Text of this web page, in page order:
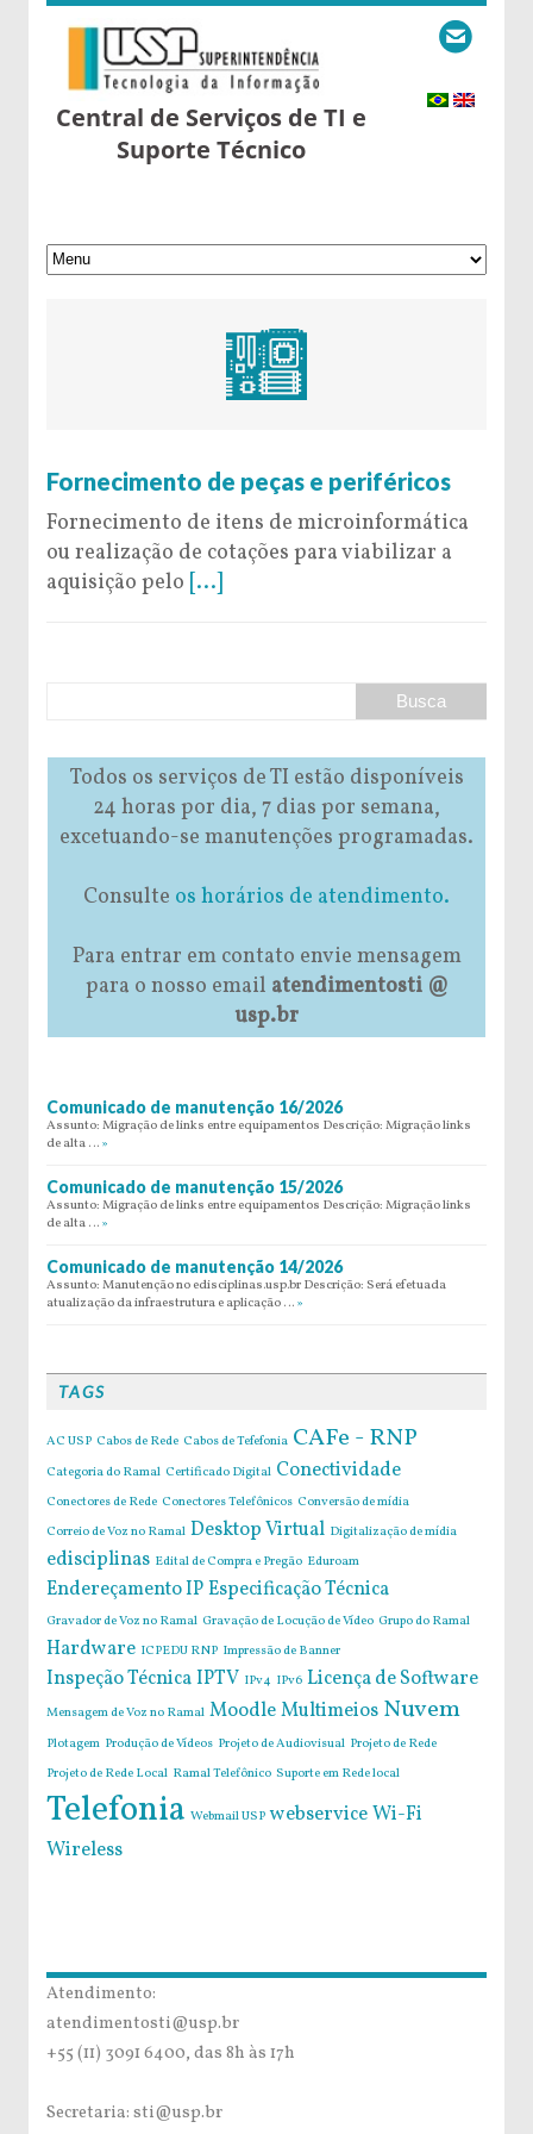
Central de Serviços de TI e
Suporte Técnico
Fornecimento de peças e periféricos
Fornecimento de itens de microinformática
ou realização de cotações para viabilizar a
aquisição pelo [...]
Todos os serviços de TI estão disponíveis
24 horas por dia, 7 dias por semana,
excetuando-se manutenções programadas.
Consulte os horários de atendimento.
Para entrar em contato envie mensagem
para o nosso email atendimentosti @
usp.br
Comunicado de manutenção 16/2026
Assunto: Migração de links entre equipamentos Descrição: Migração links
de alta … »
Comunicado de manutenção 15/2026
Assunto: Migração de links entre equipamentos Descrição: Migração links
de alta … »
Comunicado de manutenção 14/2026
Assunto: Manutenção no edisciplinas.usp.br Descrição: Será efetuada
atualização da infraestrutura e aplicação … »
TAGS
AC USP Cabos de Rede Cabos de Tefefonia CAFe - RNP
Categoria do Ramal Certificado Digital Conectividade
Conectores de Rede Conectores Telefônicos Conversão de mídia
Correio de Voz no Ramal Desktop Virtual Digitalização de mídia
edisciplinas Edital de Compra e Pregão Eduroam
Endereçamento IPEspecificação Técnica
Gravador de Voz no Ramal Gravação de Locução de Vídeo Grupo do Ramal
Hardware ICPEDU RNP Impressão de Banner
Inspeção TécnicaIPTV IPv4 IPv6 Licença de Software
Mensagem de Voz no Ramal MoodleMultimeios Nuvem
Plotagem Produção de Vídeos Projeto de Audiovisual Projeto de Rede
Projeto de Rede Local Ramal Telefônico Suporte em Rede local
Telefonia Webmail USP webserviceWi-Fi
Wireless
Atendimento:
atendimentosti@usp.br
+55 (11) 3091 6400, das 8h às 17h
Secretaria: sti@usp.br